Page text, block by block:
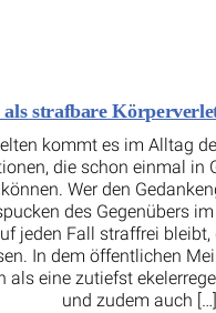
als strafbare
kommt es im Alltag
die schon einmal in
Wer den
des Gegenübers
jeden Fall straffrei
In dem öffentlichen
als eine zutiefst
und zudem auch […]